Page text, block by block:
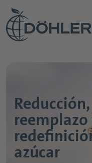
¿Cómo
Reducción,
reemplazo
azúcar